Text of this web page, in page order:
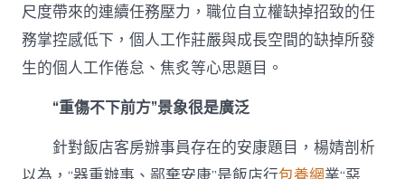
尺度帶來的連續任務壓力，職位自立權缺掉招致的任
務掌控感低下，個人工作莊嚴與成長空間的缺掉所發
生的個人工作倦怠、焦炙等心思題目。
“重傷不下前方”景象很是廣泛
針對飯店客房辦事員存在的安康題目，楊婧剖析